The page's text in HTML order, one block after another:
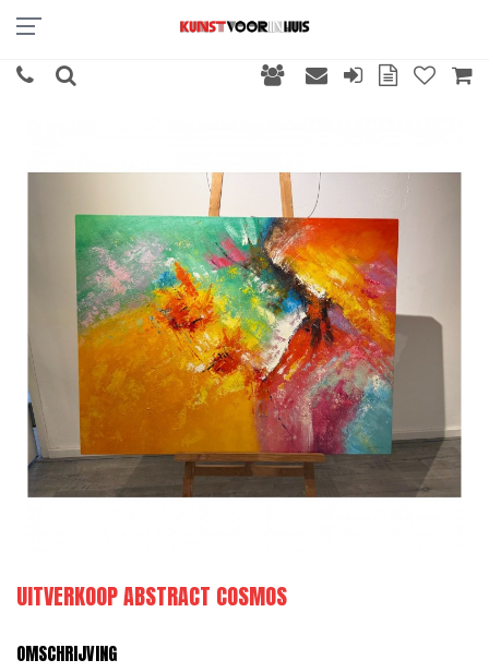
UITVERKOOP ABSTRACT COSMOS
OMSCHRIJVING